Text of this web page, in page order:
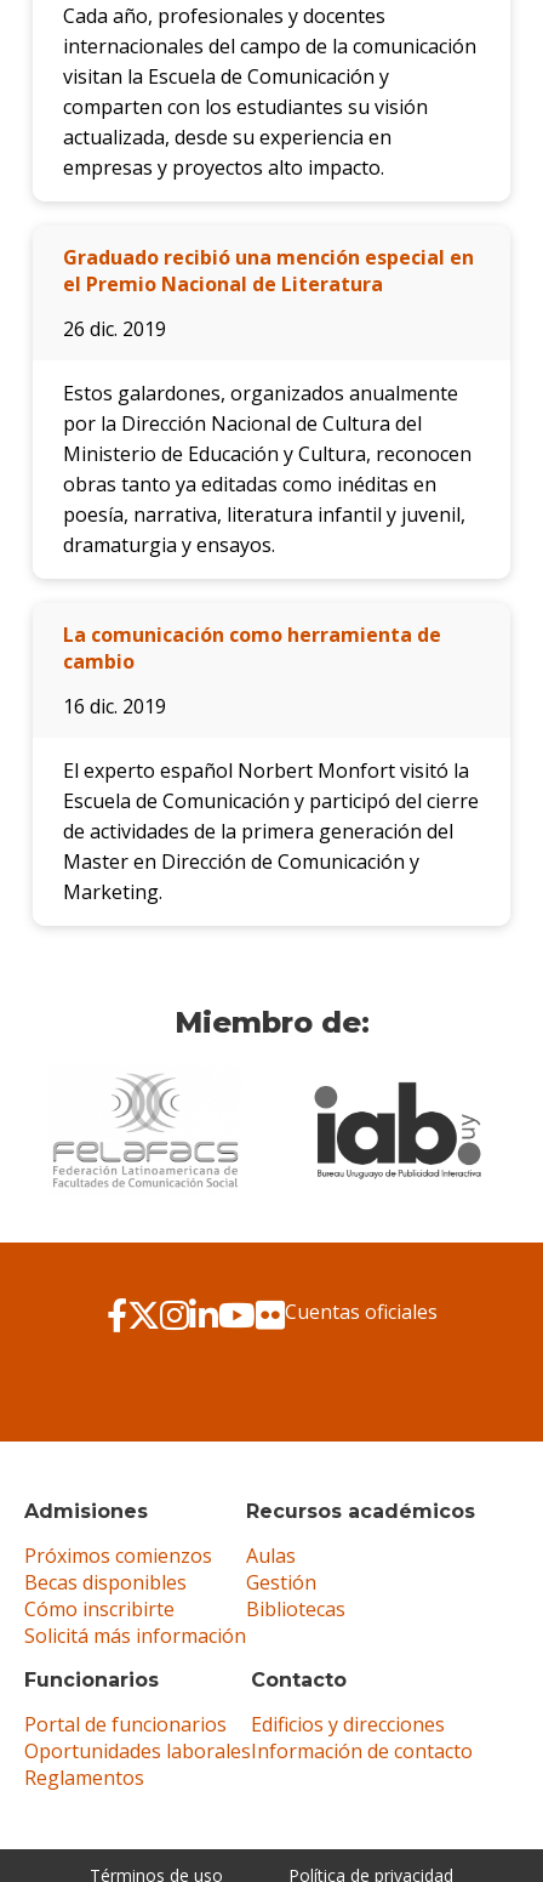
Cada año, profesionales y docentes
internacionales del campo de la comunicación
visitan la Escuela de Comunicación y
comparten con los estudiantes su visión
actualizada, desde su experiencia en
empresas y proyectos alto impacto.
Graduado recibió una mención especial en
el Premio Nacional de Literatura
26 dic. 2019
Estos galardones, organizados anualmente
por la Dirección Nacional de Cultura del
Ministerio de Educación y Cultura, reconocen
obras tanto ya editadas como inéditas en
poesía, narrativa, literatura infantil y juvenil,
dramaturgia y ensayos.
La comunicación como herramienta de
cambio
16 dic. 2019
El experto español Norbert Monfort visitó la
Escuela de Comunicación y participó del cierre
de actividades de la primera generación del
Master en Dirección de Comunicación y
Marketing.
Miembro de:
Admisiones
Próximos comienzos
Becas disponibles
Cómo inscribirte
Solicitá más información
Recursos académicos
Aulas
Gestión
Bibliotecas
Funcionarios
Portal de funcionarios
Oportunidades laborales
Reglamentos
Contacto
Edificios y direcciones
Información de contacto
Cuentas oficiales
Términos de uso Política de privacidad